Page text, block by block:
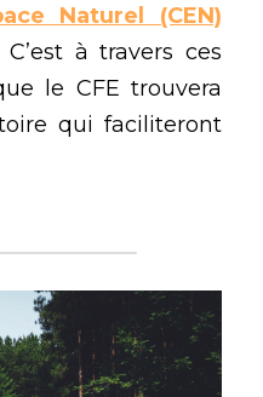
Naturel (CEN)
C’est à travers ces
le CFE trouvera
qui faciliteront